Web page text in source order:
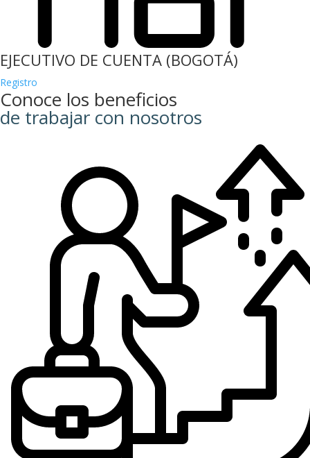
EJECUTIVO DE CUENTA (BOGOTÁ)
Registro
Conoce los beneficios
de trabajar con nosotros